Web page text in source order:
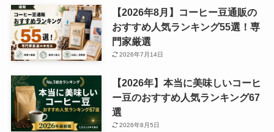
【2026年8月】コーヒー豆通販の
おすすめ人気ランキング55選！専
門家厳選
2026年7月14日
【2026年】本当に美味しいコーヒ
ー豆のおすすめ人気ランキング67
選
2026年8月5日